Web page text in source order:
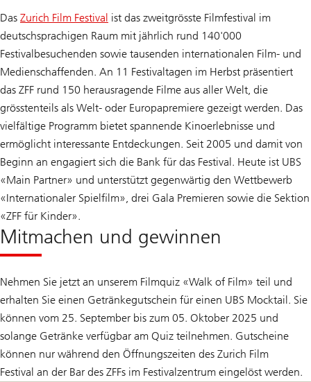
Das Zurich Film Festival ist das zweitgrösste Filmfestival im
deutschsprachigen Raum mit jährlich rund 140'000
Festivalbesuchenden sowie tausenden internationalen Film- und
Medienschaffenden. An 11 Festivaltagen im Herbst präsentiert
das ZFF rund 150 herausragende Filme aus aller Welt, die
grösstenteils als Welt- oder Europapremiere gezeigt werden. Das
vielfältige Programm bietet spannende Kinoerlebnisse und
ermöglicht interessante Entdeckungen. Seit 2005 und damit von
Beginn an engagiert sich die Bank für das Festival. Heute ist UBS
«Main Partner» und unterstützt gegenwärtig den Wettbewerb
«Internationaler Spielfilm», drei Gala Premieren sowie die Sektion
«ZFF für Kinder».
Mitmachen und gewinnen
Nehmen Sie jetzt an unserem Filmquiz «Walk of Film» teil und
erhalten Sie einen Getränkegutschein für einen UBS Mocktail. Sie
können vom 25. September bis zum 05. Oktober 2025 und
solange Getränke verfügbar am Quiz teilnehmen. Gutscheine
können nur während den Öffnungszeiten des Zurich Film
Festival an der Bar des ZFFs im Festivalzentrum eingelöst werden.